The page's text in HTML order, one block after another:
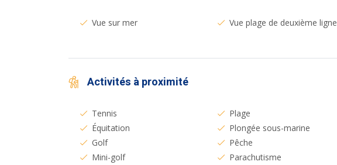
Vue sur mer Vue plage de deuxième ligne
Activités à proximité
Tennis
Équitation
Golf
Mini-golf
Plage
Plongée sous-marine
Pêche
Parachutisme